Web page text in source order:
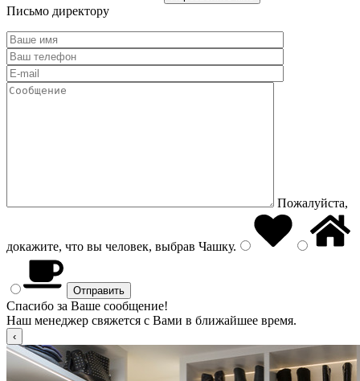
Письмо директору
Пожалуйста,
докажите, что вы человек, выбрав Чашку.
Спасибо за Ваше сообщение!
Наш менеджер свяжется с Вами в ближайшее время.